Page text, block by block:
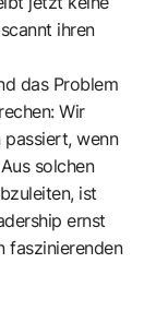
ihren
das Problem
Wir
passiert, wenn
solchen
ist
ernst
faszinierenden